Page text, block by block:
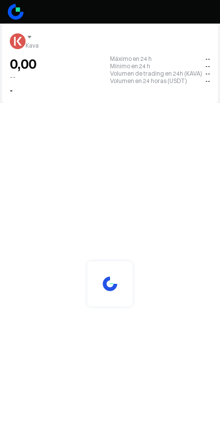
Kava
0,00
--
-
Máximo en 24 h
--
Mínimo en 24 h
--
Volumen de trading en 24h (KAVA) --
Volumen en 24 horas (USDT)
--